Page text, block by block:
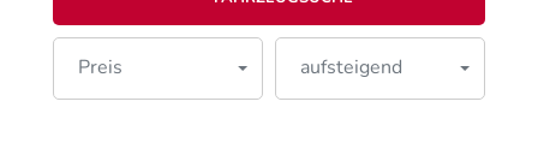
Preis aufsteigend